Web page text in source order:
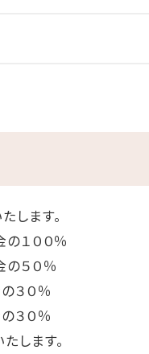
します。
０％
０％
０％
０％
します。